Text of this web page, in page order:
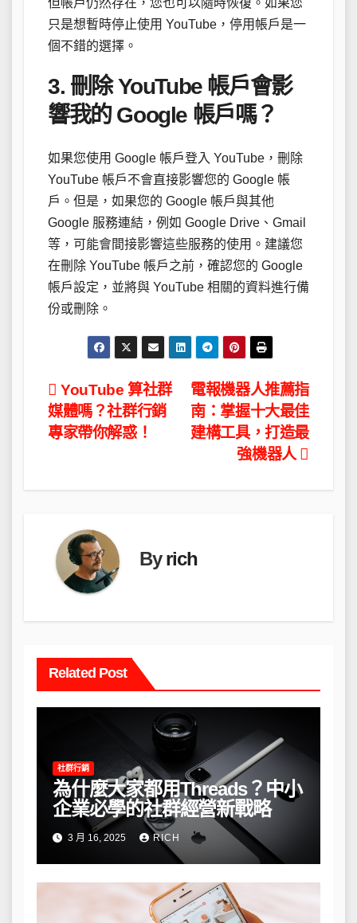
但帳戶仍然存在，您也可以隨時恢復。如果您
只是想暫時停止使用 YouTube，停用帳戶是一
個不錯的選擇。
3. 刪除 YouTube 帳戶會影
響我的 Google 帳戶嗎？
如果您使用 Google 帳戶登入 YouTube，刪除
YouTube 帳戶不會直接影響您的 Google 帳
戶。但是，如果您的 Google 帳戶與其他
Google 服務連結，例如 Google Drive、Gmail
等，可能會間接影響這些服務的使用。建議您
在刪除 YouTube 帳戶之前，確認您的 Google
帳戶設定，並將與 YouTube 相關的資料進行備
份或刪除。
文
章
覽
電報機器人推薦指
南：掌握十大最佳
建構工具，打造最
強機器人
YouTube 算社群
媒體嗎？社群行銷
專家帶你解惑！
Byrich
Related Post
社群行銷
為什麼大家都用Threads？中小
企業必學的社群經營新戰略
3 月 16, 2025 RICH